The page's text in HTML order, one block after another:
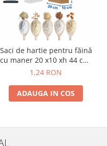
Saci de hartie pentru făină
cu maner 20 x10 xh 44 cm-
5 kg
1,24 RON
ADAUGA IN COS